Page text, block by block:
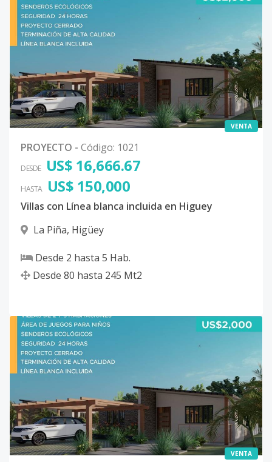
VENTA
PROYECTO - Código: 1021
DESDE US$ 16,666.67
HASTA US$ 150,000
Villas con Línea blanca incluida en Higuey
La Piña, Higüey
Desde 2 hasta 5 Hab.
Desde 80 hasta 245 Mt2
VENTA